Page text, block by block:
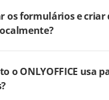
os formulários e
o ONLYOFFICE usa